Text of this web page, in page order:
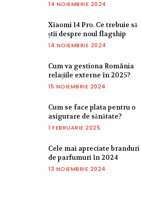
14 NOIEMBRIE 2024
Xiaomi 14 Pro. Ce trebuie să
știi despre noul flagship
14 NOIEMBRIE 2024
Cum va gestiona România
relațiile externe în 2025?
15 NOIEMBRIE 2024
Cum se face plata pentru o
asigurare de sănătate?
1 FEBRUARIE 2025
Cele mai apreciate branduri
de parfumuri în 2024
13 NOIEMBRIE 2024